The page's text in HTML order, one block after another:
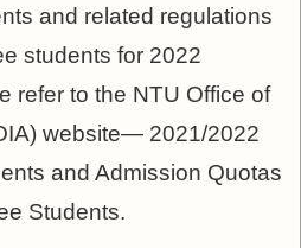
and related regulations
students for 2022
refer to the NTU Office of
website— 2021/2022
and Admission Quotas
Students.